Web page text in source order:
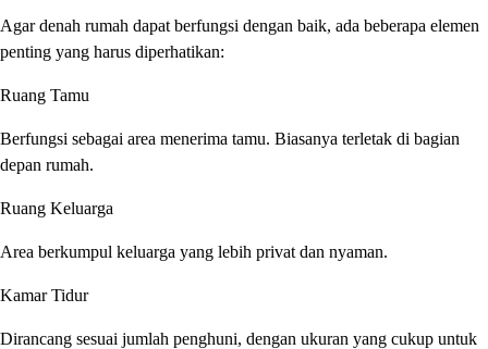
Agar denah rumah dapat berfungsi dengan baik, ada beberapa elemen
penting yang harus diperhatikan:
Ruang Tamu
Berfungsi sebagai area menerima tamu. Biasanya terletak di bagian
depan rumah.
Ruang Keluarga
Area berkumpul keluarga yang lebih privat dan nyaman.
Kamar Tidur
Dirancang sesuai jumlah penghuni, dengan ukuran yang cukup untuk